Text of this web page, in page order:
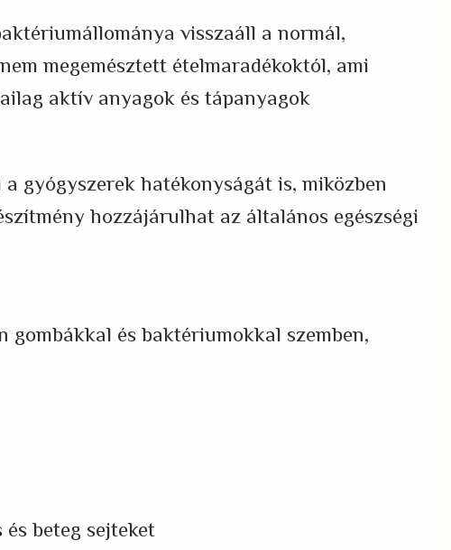
visszaáll a normál,
megemésztett ételmaradékoktól, ami
aktív anyagok és tápanyagok
gyógyszerek hatékonyságát is, miközben
hozzájárulhat az általános egészségi
és baktériumokkal szemben,
beteg sejteket